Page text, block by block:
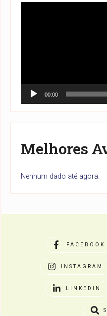
00:00
Melhores
Nenhum dado até agora.
FACEBOOK
INSTAGRAM
LINKEDIN